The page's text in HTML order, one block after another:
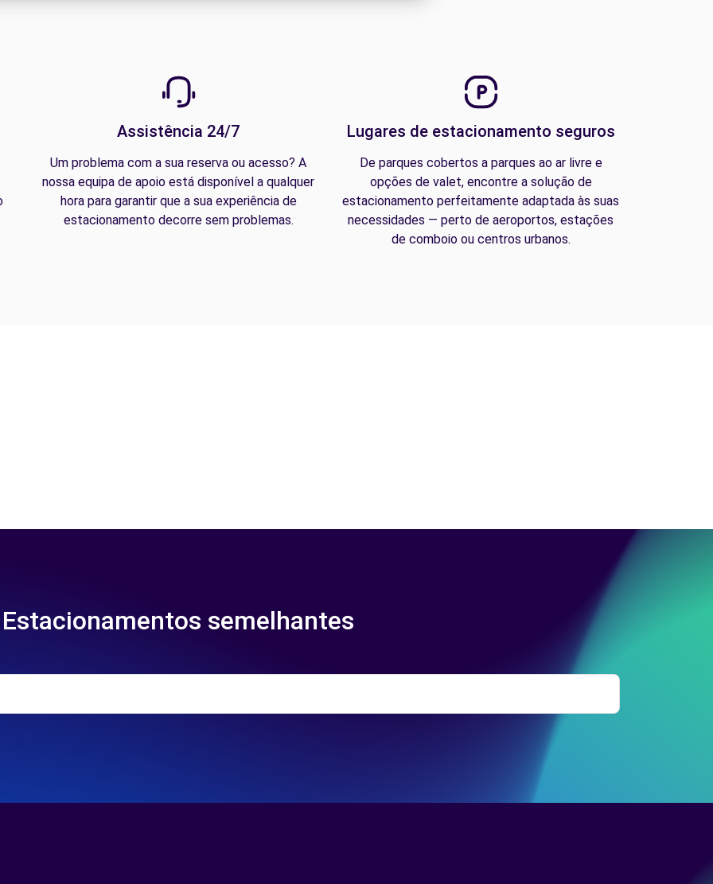
Assistência 24/7
Um problema com a sua reserva ou acesso? A
nossa equipa de apoio está disponível a qualquer
hora para garantir que a sua experiência de
estacionamento decorre sem problemas.
Lugares de estacionamento seguros
De parques cobertos a parques ao ar livre e
opções de valet, encontre a solução de
estacionamento perfeitamente adaptada às suas
necessidades — perto de aeroportos, estações
de comboio ou centros urbanos.
Estacionamentos semelhantes